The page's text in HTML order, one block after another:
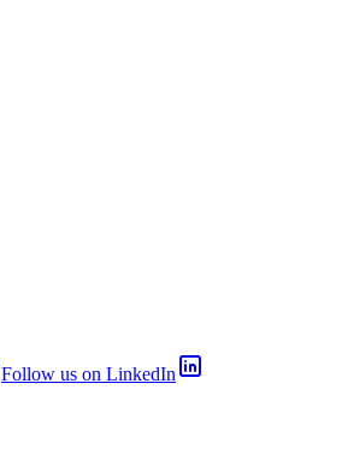
Follow us on LinkedIn